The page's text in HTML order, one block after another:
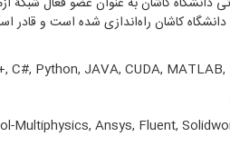
دانشگاه کاشان راه‌اندازی شده است و
C#, Python, JAVA, CUDA,
Multiphysics, Ansys, Fluent,